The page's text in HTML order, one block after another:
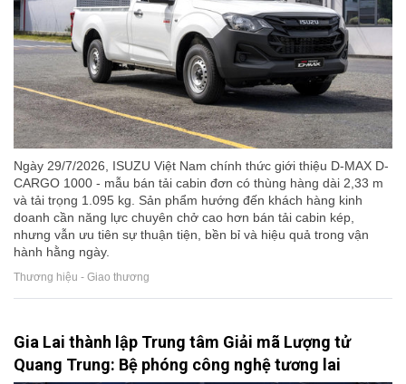
Ngày 29/7/2026, ISUZU Việt Nam chính thức giới thiệu D-MAX D-
CARGO 1000 - mẫu bán tải cabin đơn có thùng hàng dài 2,33 m
và tải trọng 1.095 kg. Sản phẩm hướng đến khách hàng kinh
doanh cần năng lực chuyên chở cao hơn bán tải cabin kép,
nhưng vẫn ưu tiên sự thuận tiện, bền bỉ và hiệu quả trong vận
hành hằng ngày.
Thương hiệu - Giao thương
Gia Lai thành lập Trung tâm Giải mã Lượng tử
Quang Trung: Bệ phóng công nghệ tương lai